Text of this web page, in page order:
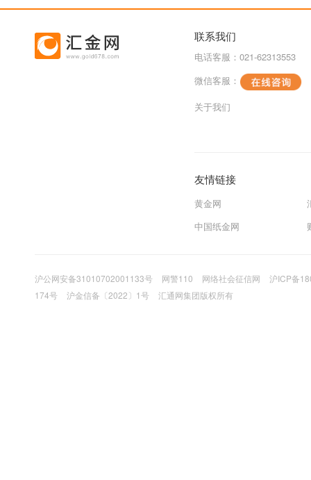
联系我们
电话客服：021-62313553
微信客服：
关于我们
友情链接
黄金网
中国纸金网
沪公网安备31010702001133号 网警110 网络社会征信网
沪ICP备
174号
沪金信备〔2022〕1号 汇通网集团版权所有